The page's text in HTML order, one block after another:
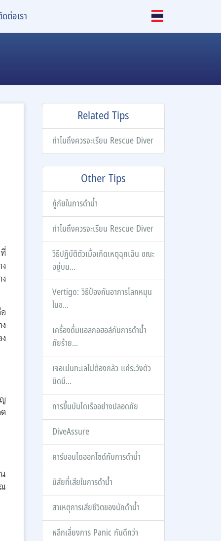
ต่อเรา
Related Tips
ทำไมถึงควรจะเรียน Rescue Diver
Other Tips
กู้ภัยในการดำน้ำ
ทำไมถึงควรจะเรียน Rescue Diver
วิธีปฏิบัติตัวเมื่อเกิดเหตุฉุกเฉิน ขณะ
อยู่บน...
Vertigo: วิธีป้องกันอาการโลกหมุน
ในข...
เครื่องดื่มแอลกอฮอล์กับการดำน้ำ
ภัยร้าย...
เจอเม่นทะเลไม่ต้องกลัว แค่ระวังตัว
นิดนึ...
การขึ้นบันไดเรืออย่างปลอดภัย
DiveAssure
คาร์บอนไดออกไซด์กับการดำน้ำ
นิสัยที่เสียในการดำน้ำ
สาเหตุการเสียชีวิตของนักดำน้ำ
หลีกเลี่ยงการ Panic กันดีกว่า